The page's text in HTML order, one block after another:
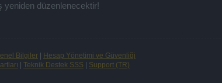
yeniden düzenlenecektir!
Bilgiler
Hesap Yönetimi ve Güvenliği
Teknik Destek SSS Support (TR)